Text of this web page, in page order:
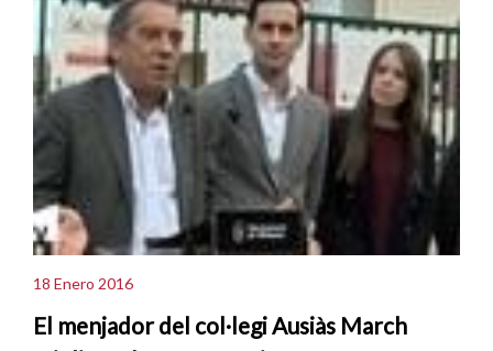
18 Enero 2016
El menjador del col·legi Ausiàs March